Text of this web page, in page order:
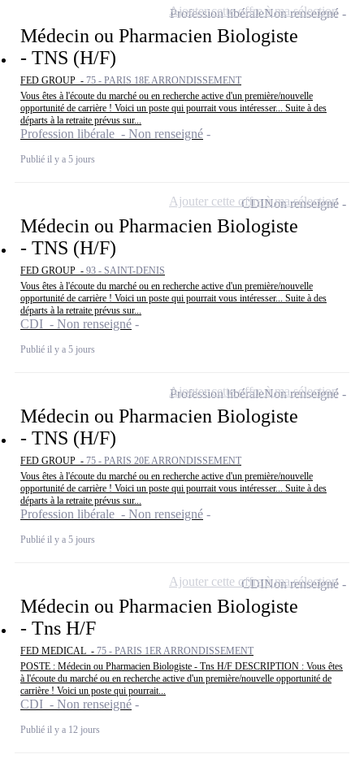
Médecin ou Pharmacien Biologiste
- TNS (H/F)
FED GROUP - 75 - PARIS 18E ARRONDISSEMENT
Vous êtes à l'écoute du marché ou en recherche active d'un première/nouvelle
opportunité de carrière ! Voici un poste qui pourrait vous intéresser... Suite à des
départs à la retraite prévus sur...
Profession libérale - Non renseigné
Publié il y a 5 jours
Profession libéraleNon renseigné
Ajouter cette offre à ma sélection
Médecin ou Pharmacien Biologiste
- TNS (H/F)
FED GROUP - 93 - SAINT-DENIS
Vous êtes à l'écoute du marché ou en recherche active d'un première/nouvelle
opportunité de carrière ! Voici un poste qui pourrait vous intéresser... Suite à des
départs à la retraite prévus sur...
CDI - Non renseigné
Publié il y a 5 jours
CDINon renseigné
Ajouter cette offre à ma sélection
Médecin ou Pharmacien Biologiste
- TNS (H/F)
FED GROUP - 75 - PARIS 20E ARRONDISSEMENT
Vous êtes à l'écoute du marché ou en recherche active d'un première/nouvelle
opportunité de carrière ! Voici un poste qui pourrait vous intéresser... Suite à des
départs à la retraite prévus sur...
Profession libérale - Non renseigné
Publié il y a 5 jours
Profession libéraleNon renseigné
Ajouter cette offre à ma sélection
Médecin ou Pharmacien Biologiste
- Tns H/F
FED MEDICAL - 75 - PARIS 1ER ARRONDISSEMENT
POSTE : Médecin ou Pharmacien Biologiste - Tns H/F DESCRIPTION : Vous êtes
à l'écoute du marché ou en recherche active d'un première/nouvelle opportunité de
carrière ! Voici un poste qui pourrait...
CDI - Non renseigné
Publié il y a 12 jours
CDINon renseigné
Ajouter cette offre à ma sélection